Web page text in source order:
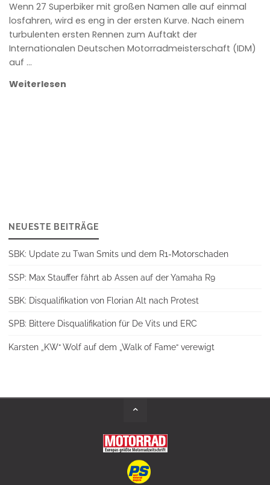
Wenn 27 Superbiker mit großen Namen alle auf einmal
losfahren, wird es eng in der ersten Kurve. Nach einem
turbulenten ersten Rennen zum Auftakt der
Internationalen Deutschen Motorradmeisterschaft (IDM)
auf …
Weiterlesen
NEUESTE BEITRÄGE
SBK: Update zu Twan Smits und dem R1-Motorschaden
SSP: Max Stauffer fährt ab Assen auf der Yamaha R9
SBK: Disqualifikation von Florian Alt nach Protest
SPB: Bittere Disqualifikation für De Vits und ERC
Karsten „KW“ Wolf auf dem „Walk of Fame“ verewigt
Back